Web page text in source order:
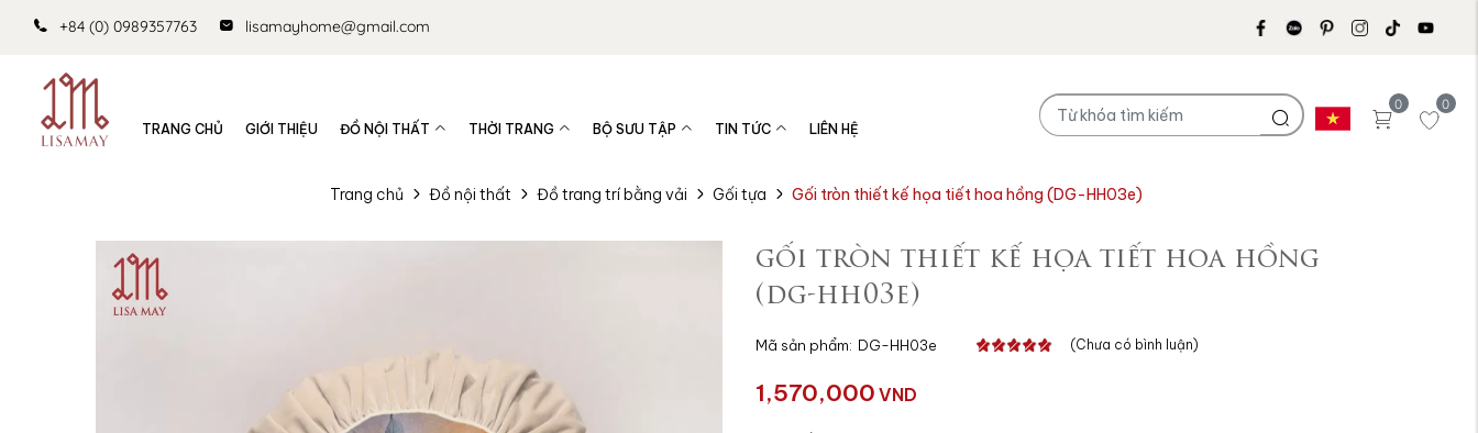
+84 (0) 0989357763 lisamayhome@gmail.com
TRANG CHỦ GIỚI THIỆU ĐỒ NỘI THẤT THỜI TRANG BỘ SƯU TẬP TIN TỨC LIÊN HỆ
0
0
Trang chủ Đồ nội thất Đồ trang trí bằng vải Gối tựa Gối tròn thiết kế họa tiết hoa hồng (DG-HH03e)
gối tròn thiết kế họa tiết hoa hồng
(dg-hh03e)
Mã sản phẩm: DG-HH03e (Chưa có bình luận)
1,570,000 VND